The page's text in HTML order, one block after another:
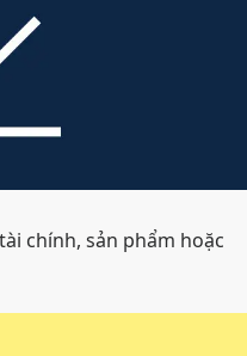
chính, sản phẩm hoặc